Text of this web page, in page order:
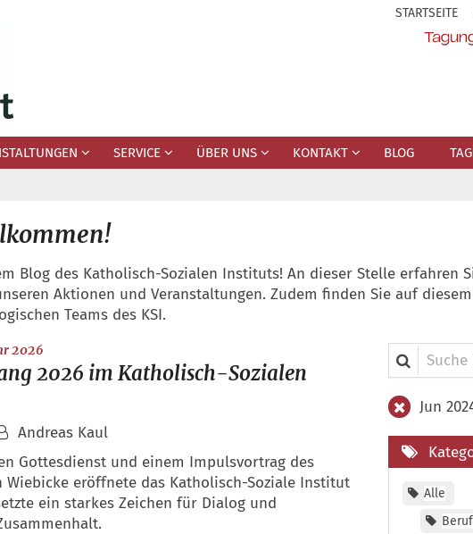
STARTSEITE
SERVICE ÜBER UNS KONTAKT BLOG
Blog des Katholisch-Sozialen Instituts! An dieser Stelle erfahren
Aktionen und Veranstaltungen. Zudem finden Sie auf
Teams des KSI.
2026:
2026 im Katholisch-Sozialen
Andreas Kaul
Gottesdienst und einem Impulsvortrag des
Wiebicke eröffnete das Katholisch-Soziale Institut
ein starkes Zeichen für Dialog und
Suche in
Jun
Alle
Beruf